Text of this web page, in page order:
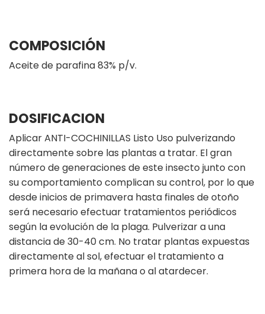
COMPOSICIÓN
Aceite de parafina 83% p/v.
DOSIFICACION
Aplicar ANTI-COCHINILLAS Listo Uso pulverizando
directamente sobre las plantas a tratar. El gran
número de generaciones de este insecto junto con
su comportamiento complican su control, por lo que
desde inicios de primavera hasta finales de otoño
será necesario efectuar tratamientos periódicos
según la evolución de la plaga. Pulverizar a una
distancia de 30-40 cm. No tratar plantas expuestas
directamente al sol, efectuar el tratamiento a
primera hora de la mañana o al atardecer.